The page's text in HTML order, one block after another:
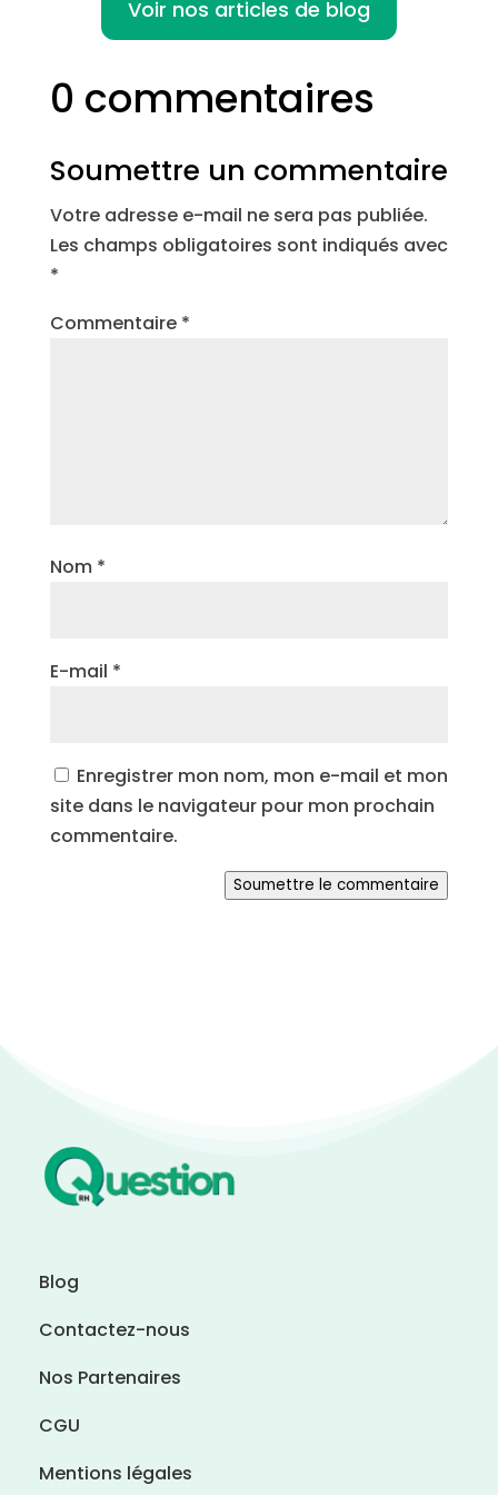
Voir nos articles de blog
0 commentaires
Soumettre un commentaire
Votre adresse e-mail ne sera pas publiée.
Les champs obligatoires sont indiqués avec
*
Commentaire *
Nom *
E-mail *
Enregistrer mon nom, mon e-mail et mon
site dans le navigateur pour mon prochain
commentaire.
Soumettre le commentaire
Blog
Contactez-nous
Nos Partenaires
CGU
Mentions légales